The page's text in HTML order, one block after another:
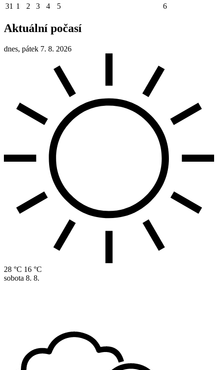
31 1 2 3 4 5 6
Aktuální počasí
dnes, pátek 7. 8. 2026
28 °C 16 °C
sobota 8. 8.